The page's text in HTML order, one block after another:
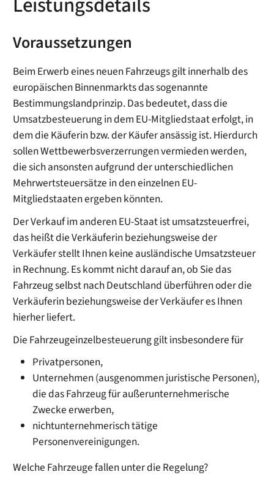
Voraussetzungen
Beim Erwerb eines neuen Fahrzeugs gilt innerhalb des
europäischen Binnenmarkts das sogenannte
Bestimmungslandprinzip. Das bedeutet, dass die
Umsatzbesteuerung in dem EU-Mitgliedstaat erfolgt, in
dem die Käuferin bzw. der Käufer ansässig ist. Hierdurch
sollen Wettbewerbsverzerrungen vermieden werden,
die sich ansonsten aufgrund der unterschiedlichen
Mehrwertsteuersätze in den einzelnen EU-
Mitgliedstaaten ergeben könnten.
Der Verkauf im anderen EU-Staat ist umsatzsteuerfrei,
das heißt die Verkäuferin beziehungsweise der
Verkäufer stellt Ihnen keine ausländische Umsatzsteuer
in Rechnung. Es kommt nicht darauf an, ob Sie das
Fahrzeug selbst nach Deutschland überführen oder die
Verkäuferin beziehungsweise der Verkäufer es Ihnen
hierher liefert.
Die Fahrzeugeinzelbesteuerung gilt insbesondere für
Privatpersonen,
Unternehmen (ausgenommen juristische Personen),
die das Fahrzeug für außerunternehmerische
Zwecke erwerben,
nichtunternehmerisch tätige
Personenvereinigungen.
Welche Fahrzeuge fallen unter die Regelung?